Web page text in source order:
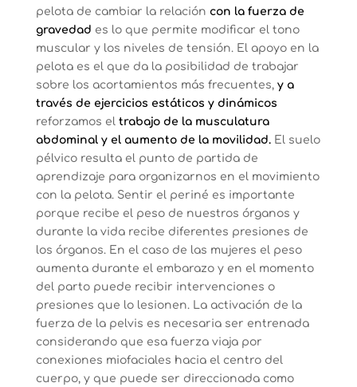
pelota de cambiar la relación con la fuerza de
gravedad es lo que permite modificar el tono
muscular y los niveles de tensión. El apoyo en la
pelota es el que da la posibilidad de trabajar
sobre los acortamientos más frecuentes,y a
través de ejercicios estáticos y dinámicos
reforzamos el trabajo de la musculatura
abdominal y el aumento de la movilidad. El suelo
pélvico resulta el punto de partida de
aprendizaje para organizarnos en el movimiento
con la pelota. Sentir el periné es importante
porque recibe el peso de nuestros órganos y
durante la vida recibe diferentes presiones de
los órganos. En el caso de las mujeres el peso
aumenta durante el embarazo y en el momento
del parto puede recibir intervenciones o
presiones que lo lesionen. La activación de la
fuerza de la pelvis es necesaria ser entrenada
considerando que esa fuerza viaja por
conexiones miofaciales hacia el centro del
cuerpo, y que puede ser direccionada como